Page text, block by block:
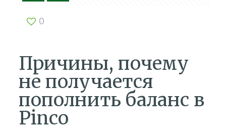
0
Причины, почему
не получается
пополнить баланс в
Pinco